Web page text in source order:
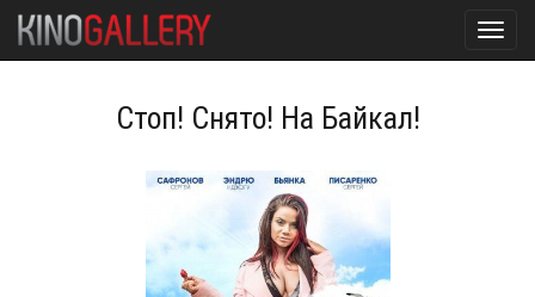
Стоп! Снято! На Байкал!